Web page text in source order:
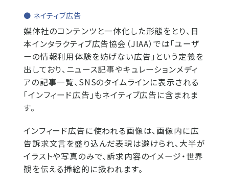
● ネイティブ広告
媒体社のコンテンツと一体化した形態をとり、日
本インタラクティブ広告協会（JIAA）では「ユーザ
ーの情報利用体験を妨げない広告」という定義を
出しており、ニュース記事やキュレーションメディ
アの記事一覧、SNSのタイムラインに表示される
「インフィード広告」もネイティブ広告に含まれま
す。
インフィード広告に使われる画像は、画像内に広
告訴求文言を盛り込んだ表現は避けられ、大半が
イラストや写真のみで、訴求内容のイメージ・世界
観を伝える挿絵的に扱われます。